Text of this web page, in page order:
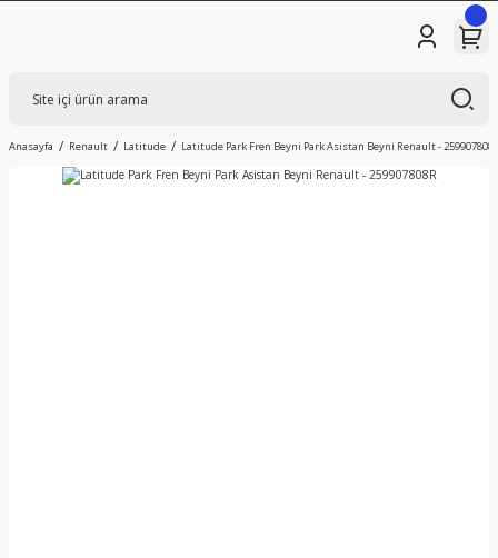
Anasayfa Renault Latitude Latitude Park Fren Beyni Park Asistan Beyni Renault -